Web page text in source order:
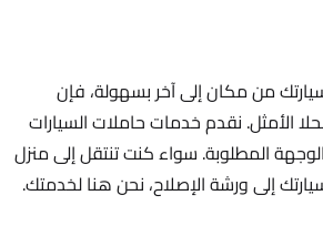
من مكان إلى آخر بسهولة، فإن
الأمثل. نقدم خدمات حاملات السيارات
المطلوبة. سواء كنت تنتقل إلى منزل
إلى ورشة الإصلاح، نحن هنا لخدمتك.